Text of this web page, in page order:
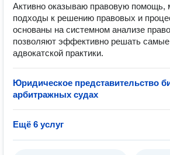
Активно оказываю правовую помощь,
подходы к решению правовых и
основаны на системном анализе
позволяют эффективно решать
адвокатской практики.
Юридическое представительство
арбитражных судах
Ещё 6 услуг